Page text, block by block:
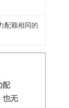
配额相同的